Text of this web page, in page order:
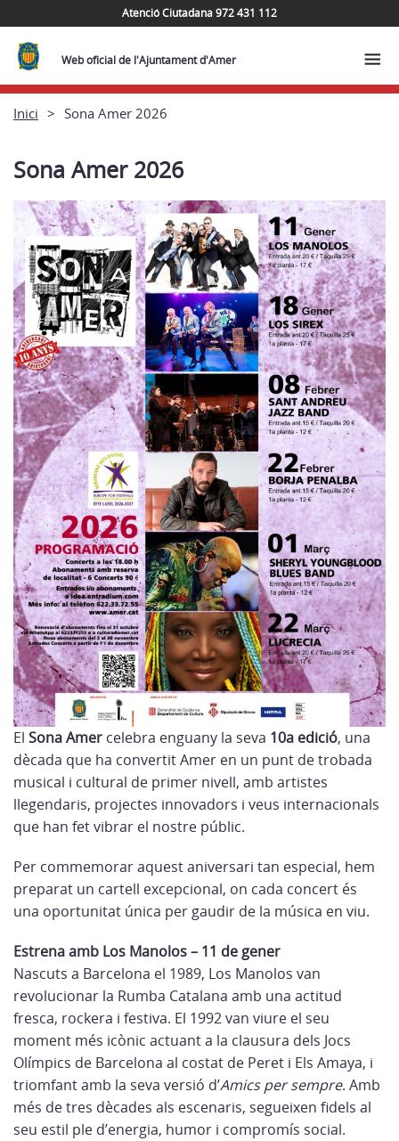
Atenció Ciutadana 972 431 112
Web oficial de l'Ajuntament d'Amer
Inici Sona Amer 2026
Sona Amer 2026
El Sona Amer celebra enguany la seva 10a edició, una
dècada que ha convertit Amer en un punt de trobada
musical i cultural de primer nivell, amb artistes
llegendaris, projectes innovadors i veus internacionals
que han fet vibrar el nostre públic.
Per commemorar aquest aniversari tan especial, hem
preparat un cartell excepcional, on cada concert és
una oportunitat única per gaudir de la música en viu.
Estrena amb Los Manolos – 11 de gener
Nascuts a Barcelona el 1989, Los Manolos van
revolucionar la Rumba Catalana amb una actitud
fresca, rockera i festiva. El 1992 van viure el seu
moment més icònic actuant a la clausura dels Jocs
Olímpics de Barcelona al costat de Peret i Els Amaya, i
triomfant amb la seva versió d’Amics per sempre. Amb
més de tres dècades als escenaris, segueixen fidels al
seu estil ple d’energia, humor i compromís social.